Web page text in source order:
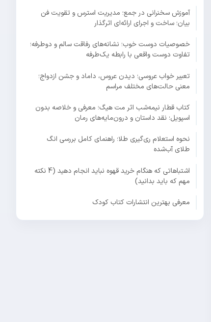
آموزش سخنرانی در جمع؛ مدیریت استرس و تقویت فن
بیان؛ ساخت و اجرای ارائه‌ای اثرگذار
خصوصیات دوست خوب؛ نشانه‌های رفاقت سالم و دوطرفه؛
تفاوت دوست واقعی با رابطه یک‌طرفه
تعبیر خواب عروسی؛ دیدن عروس، داماد و جشن ازدواج؛
معنی حالت‌های مختلف مراسم
کتاب قطار نیمه‌شب اثر مت هیگ؛ معرفی و خلاصه بدون
اسپویل؛ نقد داستان و درون‌مایه‌های رمان
نحوه استعلام ری‌گیری طلا؛ راهنمای کامل بررسی انگ
طلای آب‌شده
اشتباهاتی که هنگام خرید قهوه نباید انجام دهید (4 نکته
مهم که باید بدانید)
معرفی بهترین انتشارات کتاب کودک